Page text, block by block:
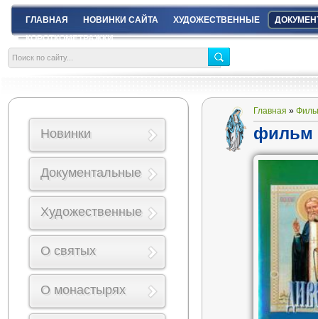
ГЛАВНАЯ НОВИНКИ САЙТА ХУДОЖЕСТВЕННЫЕ
КОРОТКОМЕТРАЖКИ
Главная »
фильм
Новинки
Документальные
Художественные
О святых
О монастырях